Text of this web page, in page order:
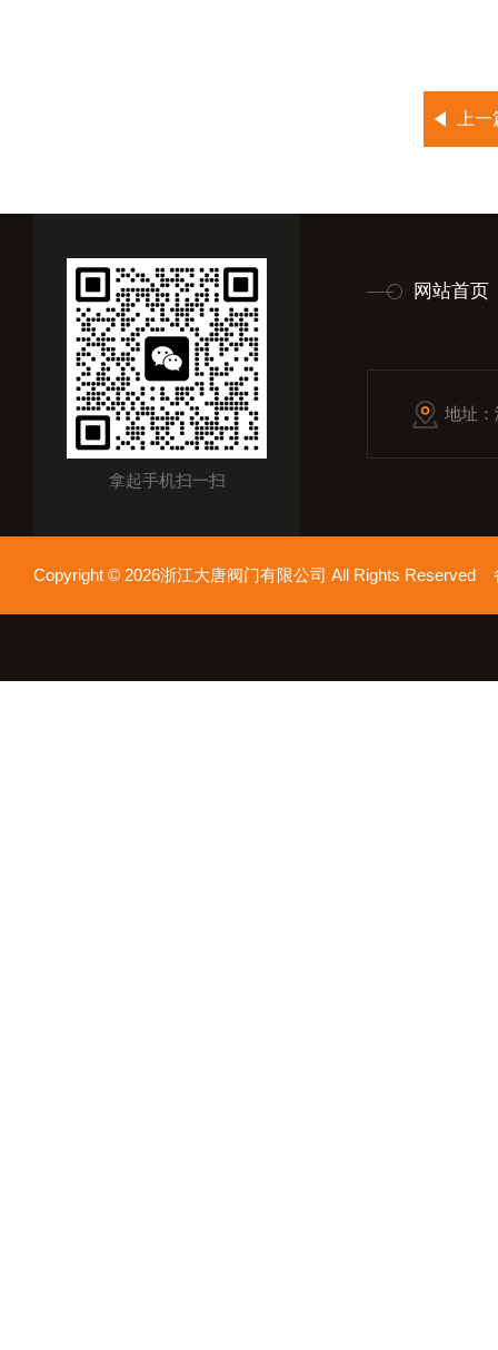
上
拿起手机扫一扫
网站首页
地址
Copyright © 2026浙江大唐阀门有限公司 All Rights Reserved